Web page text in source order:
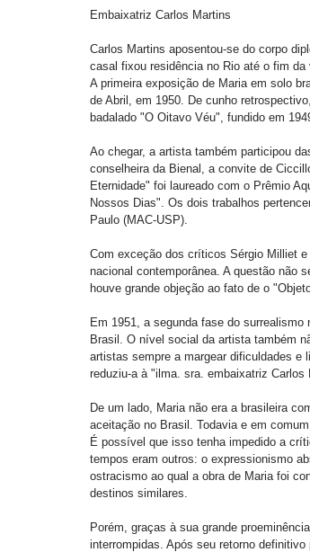
Embaixatriz Carlos Martins
Carlos Martins aposentou-se do corpo
casal fixou residência no Rio até o fim da
A primeira exposição de Maria em solo
de Abril, em 1950. De cunho
badalado "O Oitavo Véu", fundido em
Ao chegar, a artista também participou
conselheira da Bienal, a convite de
Eternidade" foi laureado com o Prêmio
Nossos Dias". Os dois trabalhos
Paulo (MAC-USP).
Com exceção dos críticos Sérgio Milliet
nacional contemporânea. A questão não
houve grande objeção ao fato de o
Em 1951, a segunda fase do
Brasil. O nível social da artista também
artistas sempre a margear dificuldades
reduziu-a à "ilma. sra. embaixatriz Carlos
De um lado, Maria não era a brasileira
aceitação no Brasil. Todavia e em
É possível que isso tenha impedido a
tempos eram outros: o expressionismo
ostracismo ao qual a obra de Maria foi
destinos similares.
Porém, graças à sua grande
interrompidas. Após seu retorno